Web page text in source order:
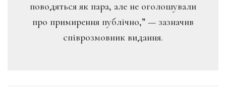
поводяться як пара, але не оголошували
про примирення публічно,” — зазначив
співрозмовник видання.